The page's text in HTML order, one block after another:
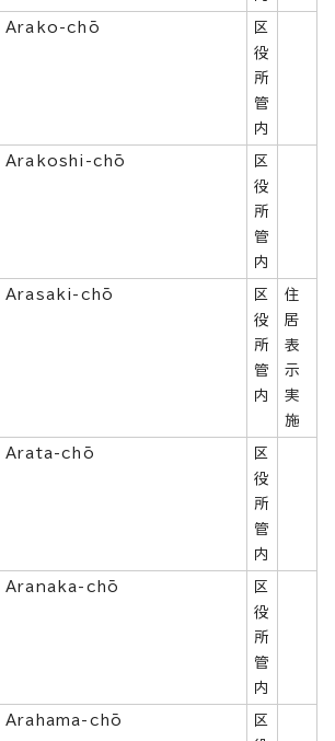
Arako-chō
区
役
所
管
内
Arakoshi-chō
区
役
所
管
内
Arasaki-chō
区
役
所
管
内
住
居
表
示
実
施
Arata-chō
区
役
所
管
内
Aranaka-chō
区
役
所
管
内
Arahama-chō
区